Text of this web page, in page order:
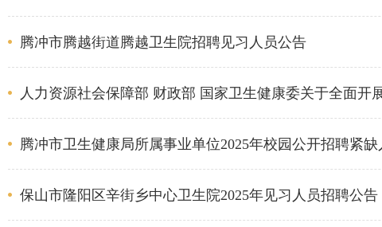
腾冲市腾越街道腾越卫生院招聘见习人员公告
人力资源社会保障部 财政部 国家卫生健康委关于全面
腾冲市卫生健康局所属事业单位2025年校园公开招聘紧
保山市隆阳区辛街乡中心卫生院2025年见习人员招聘公告